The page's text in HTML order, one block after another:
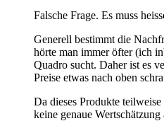
Falsche Frage. Es muss
Generell bestimmt die
hörte man immer öfter (ich
Quadro sucht. Daher ist es
Preise etwas nach oben
Da dieses Produkte
keine genaue Wertschätzung